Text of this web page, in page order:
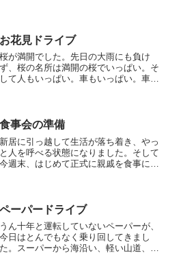
いました。バックモニター...
お花見ドライブ
桜が満開でした。先日の大雨にも負け
ず、桜の名所は満開の桜でいっぱい。そ
して人もいっぱい。車もいっぱい。車は
へ変更。車は渋滞の中をゆっ...
食事会の準備
新居に引っ越して生活が落ち着き、やっ
と人を呼べる状態になりました。そして
今週末、はじめて正式に親戚を食事にお
ることにしました。地味か...
ペーパードライブ
うん十年と運転していないペーパーが、
今日はとんでもなく乗り回してきまし
た。スーパーから海沿い、軽い山道、交